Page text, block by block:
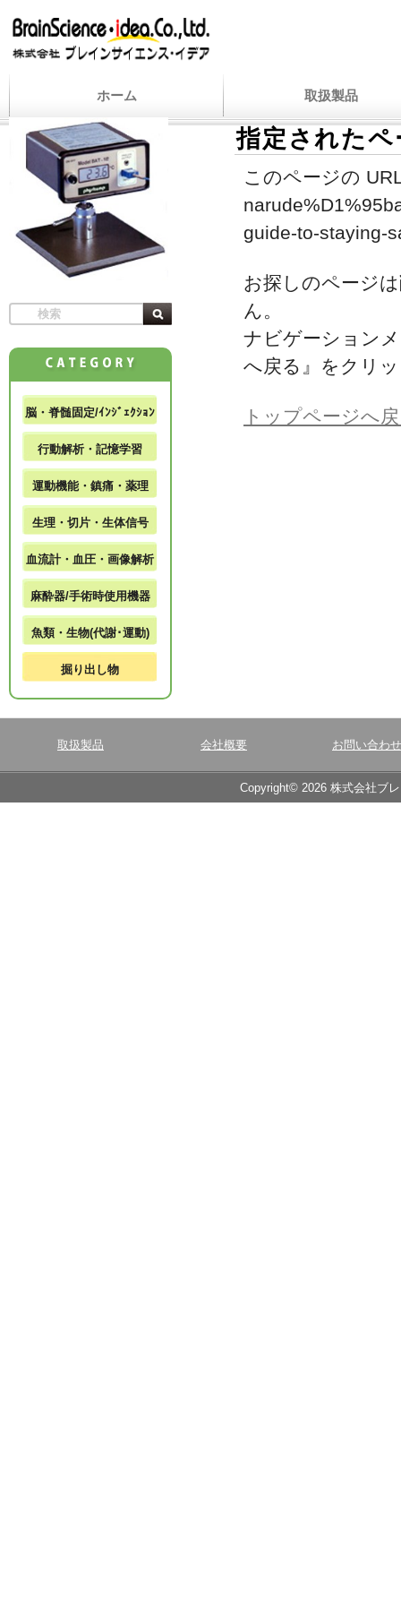
ホーム 取扱製品
指定された
このページの
guide-to-staying-
お探しのページ
ん。
ナビゲーション
へ戻る』をクリ
トップページへ
脳・脊髄固定/ｲﾝｼﾞｪｸｼｮﾝ
行動解析・記憶学習
運動機能・鎮痛・薬理
生理・切片・生体信号
血流計・血圧・画像解析
麻酔器/手術時使用機器
魚類・生物(代謝･運動)
掘り出し物
取扱製品 会社概要 お問い合わせ
Copyright© 2026 株式会社ブ